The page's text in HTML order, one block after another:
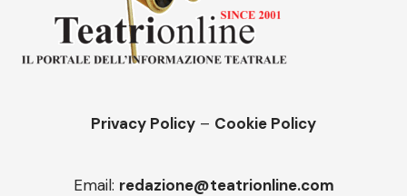
Privacy Policy – Cookie Policy
Email: redazione@teatrionline.com